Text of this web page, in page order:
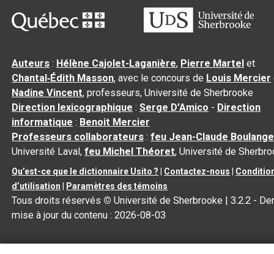
Auteurs : Hélène Cajolet-Laganière, Pierre Martel et
Chantal‑Édith Masson, avec le concours de Louis Mercier
Nadine Vincent, professeurs, Université de Sherbrooke
Direction lexicographique :Serge D’Amico - Direction
informatique : Benoit Mercier
Professeurs collaborateurs :feu Jean-Claude
Université Laval,feu Michel Théoret, Université de
Qu’est-ce que le dictionnaire Usito ? Contactez-nous
d’utilisation
Paramètres des témoins
Tous droits réservés © Université de Sherbrooke |3.2.2 -
mise à jour du contenu :2026-08-03